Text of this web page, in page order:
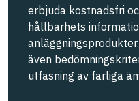
erbjuda kostnadsfri
hållbarhets
även
utfasning av farliga